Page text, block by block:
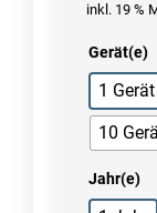
inkl. 19 %
Gerät(e)
1 Gerät
10
Jahr(e)